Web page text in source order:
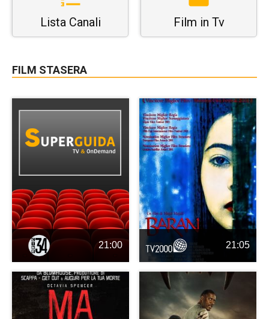
Lista Canali Film in Tv
FILM STASERA
21:00 21:05